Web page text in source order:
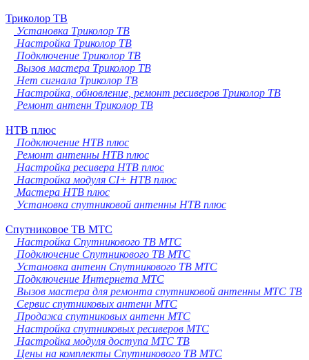
Триколор ТВ
Установка Триколор ТВ
Настройка Триколор ТВ
Подключение Триколор ТВ
Вызов мастера Триколор ТВ
Нет сигнала Триколор ТВ
Настройка, обновление, ремонт ресиверов Триколор ТВ
Ремонт антенн Триколор ТВ
НТВ плюс
Подключение НТВ плюс
Ремонт антенны НТВ плюс
Настройка ресивера НТВ плюс
Настройка модуля CI+ НТВ плюс
Мастера НТВ плюс
Установка спутниковой антенны НТВ плюс
Спутниковое ТВ МТС
Настройка Спутникового ТВ МТС
Подключение Спутникового ТВ МТС
Установка антенн Спутникового ТВ МТС
Подключение Интернета МТС
Вызов мастера для ремонта спутниковой антенны МТС ТВ
Сервис спутниковых антенн МТС
Продажа спутниковых антенн МТС
Настройка спутниковых ресиверов МТС
Настройка модуля доступа МТС ТВ
Цены на комплекты Спутникового ТВ МТС